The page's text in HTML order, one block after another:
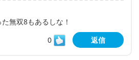
無双8もあるしな！
0
返信